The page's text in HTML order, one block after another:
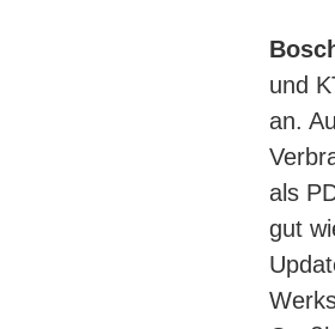
und
an.
als
gut